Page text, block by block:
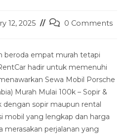
12, 2025
Post0 Comments
beroda empat murah tetapi
hadir untuk memenuhi
Sewa Mobil Porsche
Murah Mulai 100k – Sopir &
dengan sopir maupun rental
mobil yang lengkap dan harga
merasakan perjalanan yang